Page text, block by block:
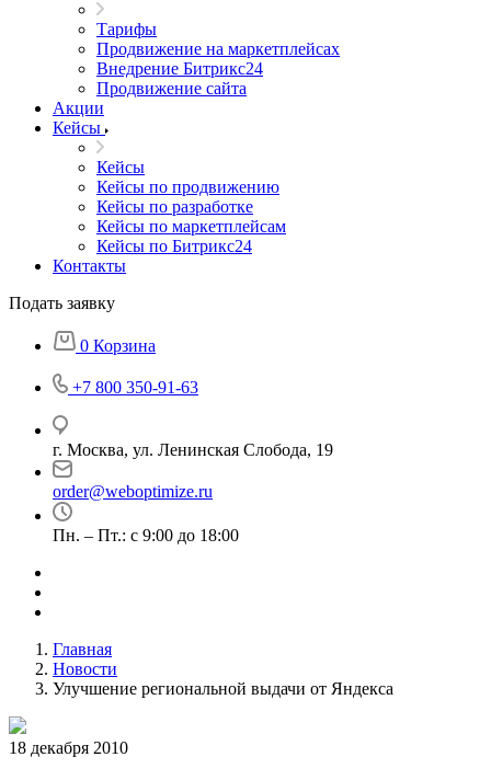
Тарифы
Продвижение на маркетплейсах
Внедрение Битрикс24
Продвижение сайта
Акции
Кейсы
Кейсы
Кейсы по продвижению
Кейсы по разработке
Кейсы по маркетплейсам
Кейсы по Битрикс24
Контакты
Подать заявку
0 Корзина
+7 800 350-91-63
г. Москва, ул. Ленинская Слобода, 19
order@weboptimize.ru
Пн. – Пт.: с 9:00 до 18:00
Главная
Новости
Улучшение региональной выдачи от Яндекса
18 декабря 2010